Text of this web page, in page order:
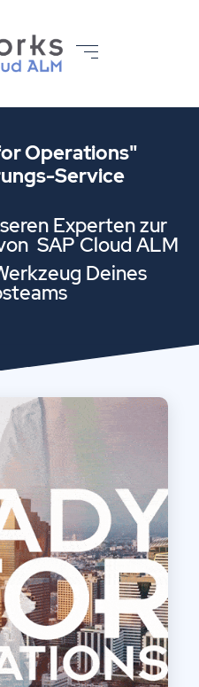
Operations"
Service
Experten zur
SAP Cloud ALM
Deines